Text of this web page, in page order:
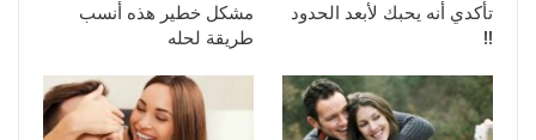
تأكدي أنه يحبك لأبعد الحدود
!!
مشكل خطير هذه أنسب
طريقة لحله